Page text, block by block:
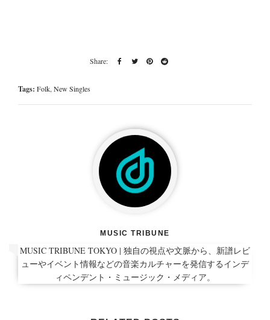
Tags: Folk, New Singles
MUSIC TRIBUNE
MUSIC TRIBUNE TOKYO | 独自の視点や文脈から、新譜レビ
ューやイベント情報などの音楽カルチャーを発信するインデ
ィペンデント・ミュージック・メディア。